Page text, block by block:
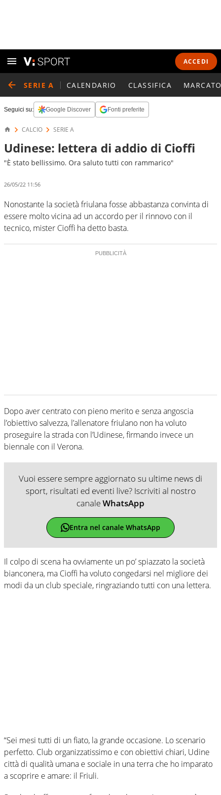
ACCEDI
SERIE A CALENDARIO CLASSIFICA
Seguici su: Google Discover Fonti preferite
CALCIO SERIE A
Udinese: lettera di addio di Cioffi
"È stato bellissimo. Ora saluto tutti con rammarico"
26/05/22 11:56
Nonostante la società friulana fosse abbastanza convinta di
essere molto vicina ad un accordo per il rinnovo con il
tecnico, mister Cioffi ha detto basta.
Dopo aver centrato con pieno merito e senza angoscia
l’obiettivo salvezza, l’allenatore friulano non ha voluto
proseguire la strada con l’Udinese, firmando invece un
biennale con il Verona.
Vuoi essere sempre aggiornato su ultime news di
sport, risultati ed eventi live? Iscriviti al nostro
canaleWhatsApp
Entra nel canale WhatsApp
Il colpo di scena ha ovviamente un po’ spiazzato la società
bianconera, ma Cioffi ha voluto congedarsi nel migliore dei
modi da un club speciale, ringraziando tutti con una lettera.
“Sei mesi tutti di un fiato, la grande occasione. Lo scenario
perfetto. Club organizzatissimo e con obiettivi chiari, Udine
città di qualità umana e sociale in una terra che ho imparato
a scoprire e amare: il Friuli.